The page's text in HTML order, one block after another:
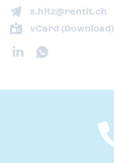
s.hitz@rentit.ch
vCard (Download)